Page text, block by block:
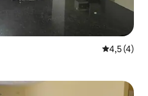
Évaluation
4,5 (4)